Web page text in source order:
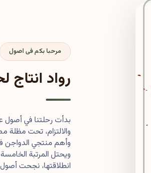
مرحبا بكم فى اصول
رواد انتاج
والالتزام، تحت مظلة
وأهم منتجي الدواجن
ويحتل المرتبة
انطلاقتها، نجحت